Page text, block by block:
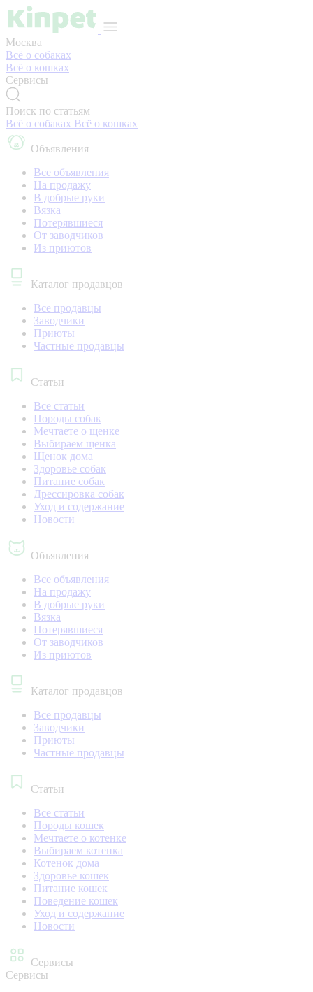
Москва
Всё о собаках
Всё о кошках
Сервисы
Поиск по статьям
Всё о собаках Всё о кошках
Объявления
Все объявления
На продажу
В добрые руки
Вязка
Потерявшиеся
От заводчиков
Из приютов
Каталог продавцов
Все продавцы
Заводчики
Приюты
Частные продавцы
Статьи
Все статьи
Породы собак
Мечтаете о щенке
Выбираем щенка
Щенок дома
Здоровье собак
Питание собак
Дрессировка собак
Уход и содержание
Новости
Объявления
Все объявления
На продажу
В добрые руки
Вязка
Потерявшиеся
От заводчиков
Из приютов
Каталог продавцов
Все продавцы
Заводчики
Приюты
Частные продавцы
Статьи
Все статьи
Породы кошек
Мечтаете о котенке
Выбираем котенка
Котенок дома
Здоровье кошек
Питание кошек
Поведение кошек
Уход и содержание
Новости
Сервисы
Сервисы